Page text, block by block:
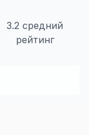
3.2 средний
рейтинг